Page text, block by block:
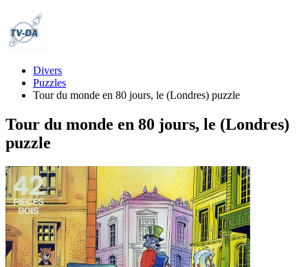
Divers
Puzzles
Tour du monde en 80 jours, le (Londres) puzzle
Tour du monde en 80 jours, le (Londres)
puzzle